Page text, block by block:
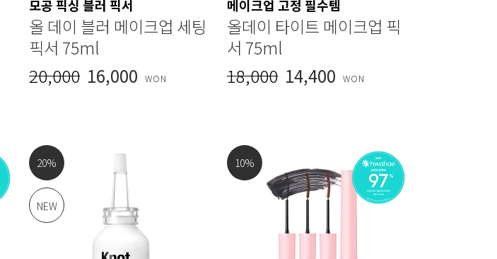
모공 픽싱 블러 픽서
올 데이 블러 메이크업 세팅
픽서 75ml
20,000 16,000 WON
메이크업 고정 필수템
올데이 타이트 메이크업 픽
서 75ml
18,000 14,400 WON
20%
NEW
10%